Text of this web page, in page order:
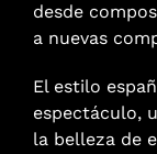
desde
a nuevas
El estilo
espectáculo,
la belleza de